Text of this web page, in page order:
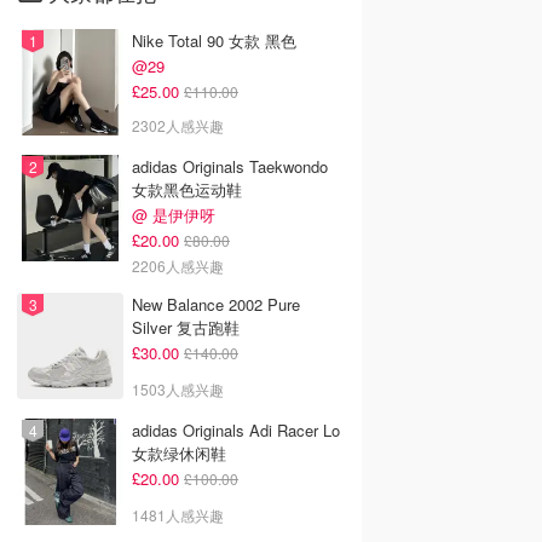
Nike Total 90 女款 黑色
@29
£25.00 £110.00
2302人感兴趣
adidas Originals Taekwondo
女款黑色运动鞋
@ 是伊伊呀
£20.00 £80.00
2206人感兴趣
New Balance 2002 Pure
Silver 复古跑鞋
£30.00 £140.00
1503人感兴趣
adidas Originals Adi Racer Lo
女款绿休闲鞋
£20.00 £100.00
1481人感兴趣